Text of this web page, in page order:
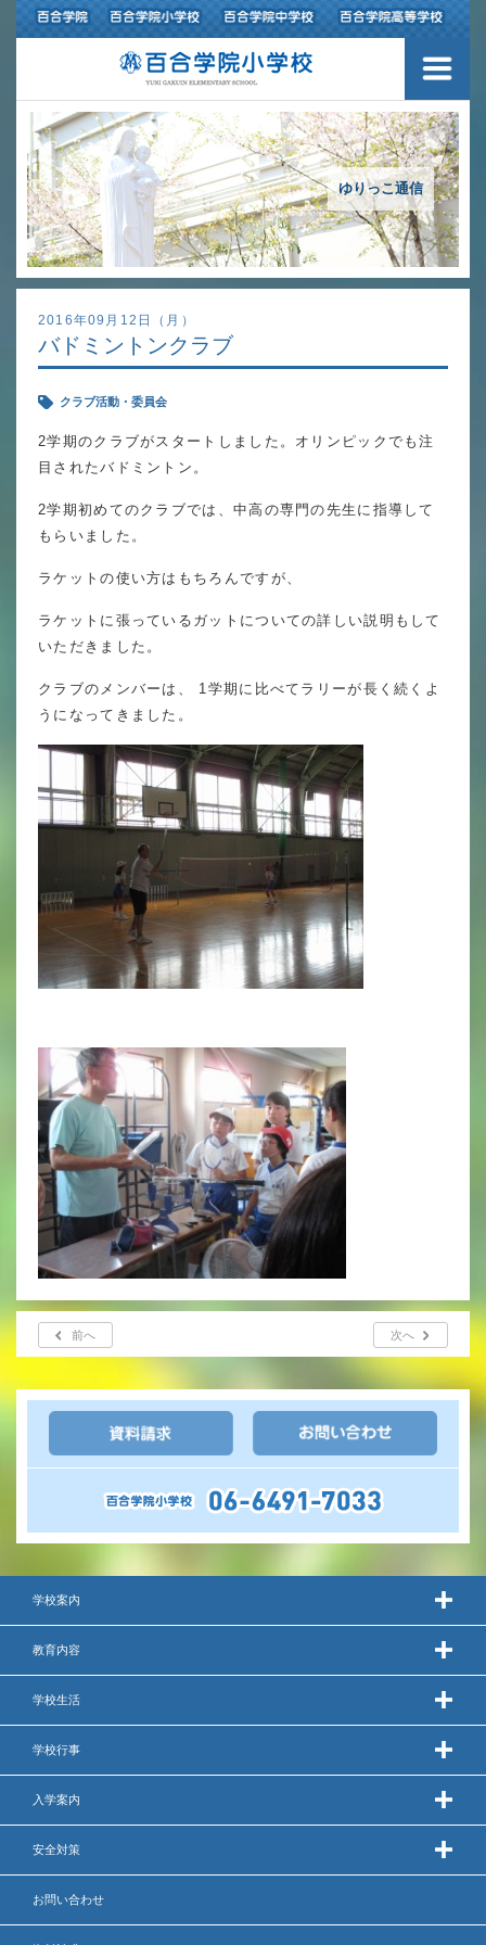
ゆりっこ通信
2016年09月12日（月）
バドミントンクラブ
クラブ活動・委員会
2学期のクラブがスタートしました。オリンピックでも注
目されたバドミントン。
2学期初めてのクラブでは、中高の専門の先生に指導して
もらいました。
ラケットの使い方はもちろんですが、
ラケットに張っているガットについての詳しい説明もして
いただきました。
クラブのメンバーは、 1学期に比べてラリーが長く続くよ
うになってきました。
前へ 次へ
学校案内
教育内容
学校生活
学校行事
入学案内
安全対策
お問い合わせ
３つの豊かさ・沿革
施設紹介
アクセスマップ
制服紹介
スクールバス運行
授業の特色
進路指導
クラブ活動
委員会
学校図書館
All in School
学校感染症に関する 報告書・登校
許可証
年間行事
校外学習・宿泊行事
新入生募集要項
入学金・学費
優遇制度
転編入試験について
保護者の声・入試関連よくある質問
説明会・公開行事
いじめ防止基本方針